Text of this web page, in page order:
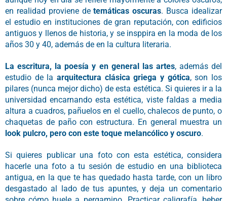
en realidad proviene detemáticas oscuras. Busca idealizar
el estudio en instituciones de gran reputación, con edificios
antiguos y llenos de historia, y se insppira en la moda de los
años 30 y 40, además de en la cultura literaria.
La escritura, la poesía y en general las artes, además del
estudio de la arquitectura clásica griega y gótica, son los
pilares (nunca mejor dicho) de esta estética. Si quieres ir a la
universidad encarnando esta estética, viste faldas a media
altura a cuadros, pañuelos en el cuello, chalecos de punto, o
chaquetas de paño con estructura. En general muestra un
look pulcro, pero con este toque melancólico y oscuro.
Si quieres publicar una foto con esta estética, considera
hacerle una foto a tu sesión de estudio en una biblioteca
antigua, en la que te has quedado hasta tarde, con un libro
desgastado al lado de tus apuntes, y deja un comentario